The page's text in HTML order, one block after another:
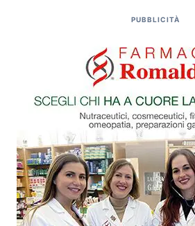
PUBBLICITÀ